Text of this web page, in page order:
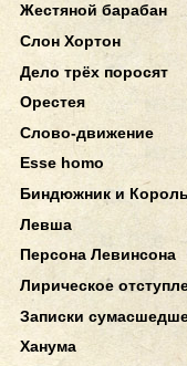
Жестяной барабан
Слон Хортон
Дело трёх поросят
Орестея
Слово-движение
Esse homo
Биндюжник и Король
Левша
Персона Левинсона
Лирическое
Записки
Ханума